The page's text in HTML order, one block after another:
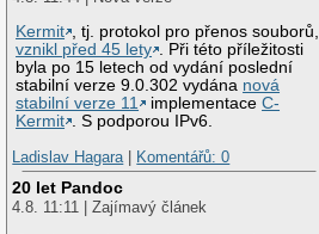
Kermit , tj. protokol pro přenos souborů,
vznikl před 45 lety . Při této příležitosti
byla po 15 letech od vydání poslední
stabilní verze 9.0.302 vydána nová
stabilní verze 11
implementaceC-
Kermit . S podporou IPv6.
Ladislav Hagara | Komentářů: 0
20 let Pandoc
4.8. 11:11 | Zajímavý článek